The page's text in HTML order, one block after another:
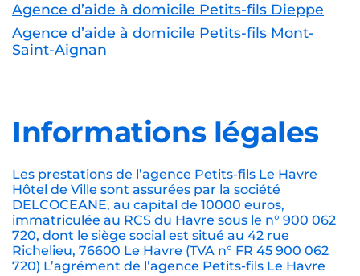
Agence d’aide à domicile Petits-fils Dieppe
Agence d’aide à domicile Petits-fils Mont-
Saint-Aignan
Informations légales
Les prestations de l’agence Petits-fils Le Havre
Hôtel de Ville sont assurées par la société
DELCOCEANE, au capital de 10000 euros,
immatriculée au RCS du Havre sous le n° 900 062
720, dont le siège social est situé au 42 rue
Richelieu, 76600 Le Havre (TVA n° FR 45 900 062
720) L’agrément de l’agence Petits-fils Le Havre